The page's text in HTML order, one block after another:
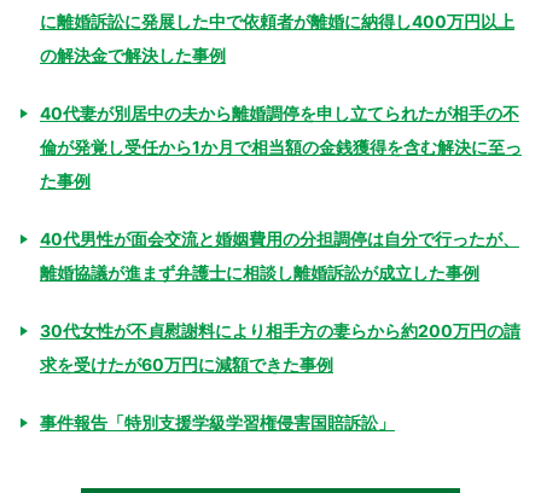
に離婚訴訟に発展した中で依頼者が離婚に納得し400万円以上
の解決金で解決した事例
40代妻が別居中の夫から離婚調停を申し立てられたが相手の不
倫が発覚し受任から1か月で相当額の金銭獲得を含む解決に至っ
た事例
40代男性が面会交流と婚姻費用の分担調停は自分で行ったが、
離婚協議が進まず弁護士に相談し離婚訴訟が成立した事例
30代女性が不貞慰謝料により相手方の妻らから約200万円の請
求を受けたが60万円に減額できた事例
事件報告「特別支援学級学習権侵害国賠訴訟」